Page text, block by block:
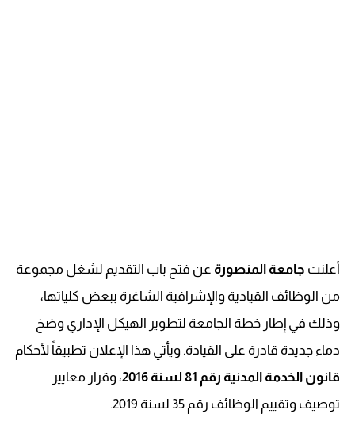
أعلنت جامعة المنصورة عن فتح باب التقديم لشغل مجموعة
من الوظائف القيادية والإشرافية الشاغرة ببعض كلياتها،
وذلك في إطار خطة الجامعة لتطوير الهيكل الإداري وضخ
دماء جديدة قادرة على القيادة. ويأتي هذا الإعلان تطبيقاً لأحكام
قانون الخدمة المدنية رقم 81 لسنة 2016
، وقرار معايير
توصيف وتقييم الوظائف رقم 35 لسنة 2019.